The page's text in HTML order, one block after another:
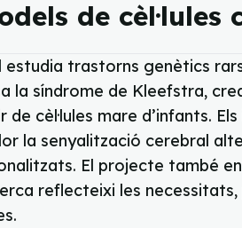
de cèl·lules
trastorns genètics
la síndrome de Kleefstra,
de cèl·lules mare d’infants.
la senyalització cerebral
El projecte també
reflecteixi les